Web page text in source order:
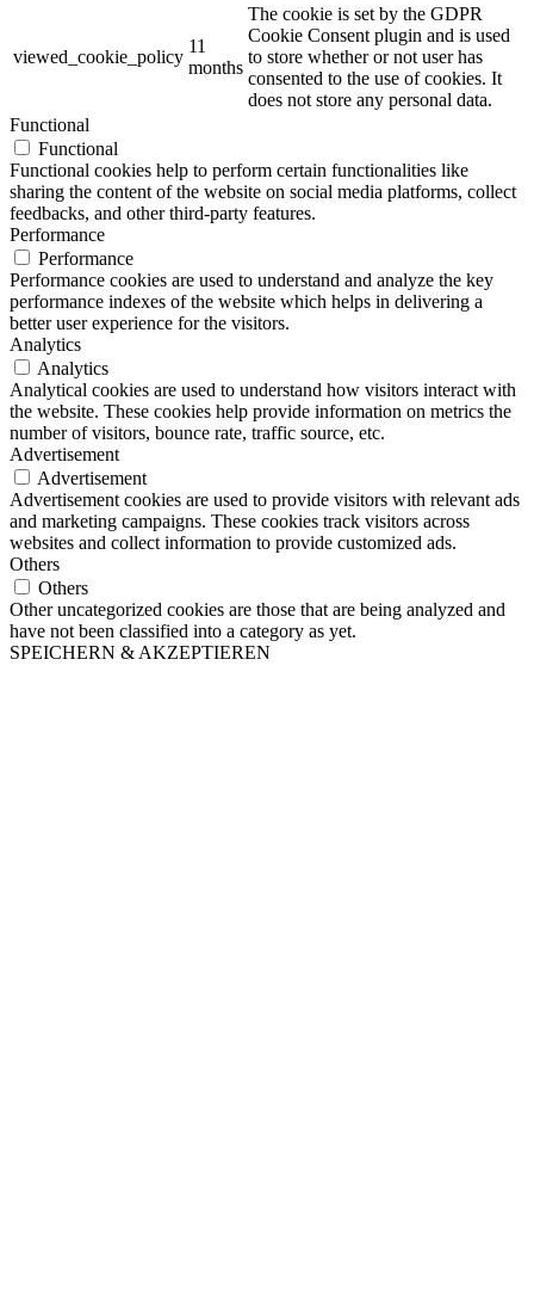
viewed_cookie_policy
11
months
The cookie is set by the GDPR
Cookie Consent plugin and is used
to store whether or not user has
consented to the use of cookies. It
does not store any personal data.
Functional
Functional
Functional cookies help to perform certain functionalities like
sharing the content of the website on social media platforms, collect
feedbacks, and other third-party features.
Performance
Performance
Performance cookies are used to understand and analyze the key
performance indexes of the website which helps in delivering a
better user experience for the visitors.
Analytics
Analytics
Analytical cookies are used to understand how visitors interact with
the website. These cookies help provide information on metrics the
number of visitors, bounce rate, traffic source, etc.
Advertisement
Advertisement
Advertisement cookies are used to provide visitors with relevant ads
and marketing campaigns. These cookies track visitors across
websites and collect information to provide customized ads.
Others
Others
Other uncategorized cookies are those that are being analyzed and
have not been classified into a category as yet.
SPEICHERN & AKZEPTIEREN